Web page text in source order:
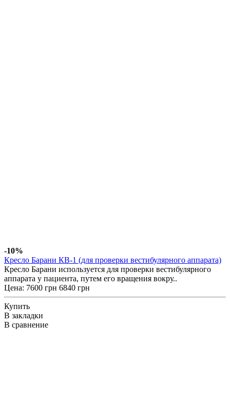
-10%
Кресло Барани КВ-1 (для проверки вестибулярного аппарата)
Кресло Барани используется для проверки вестибулярного
аппарата у пациента, путем его вращения вокру..
Цена: 7600 грн 6840 грн
Купить
В закладки
В сравнение